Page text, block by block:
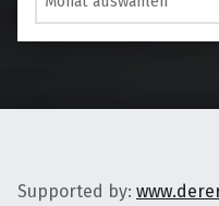
Supported by: